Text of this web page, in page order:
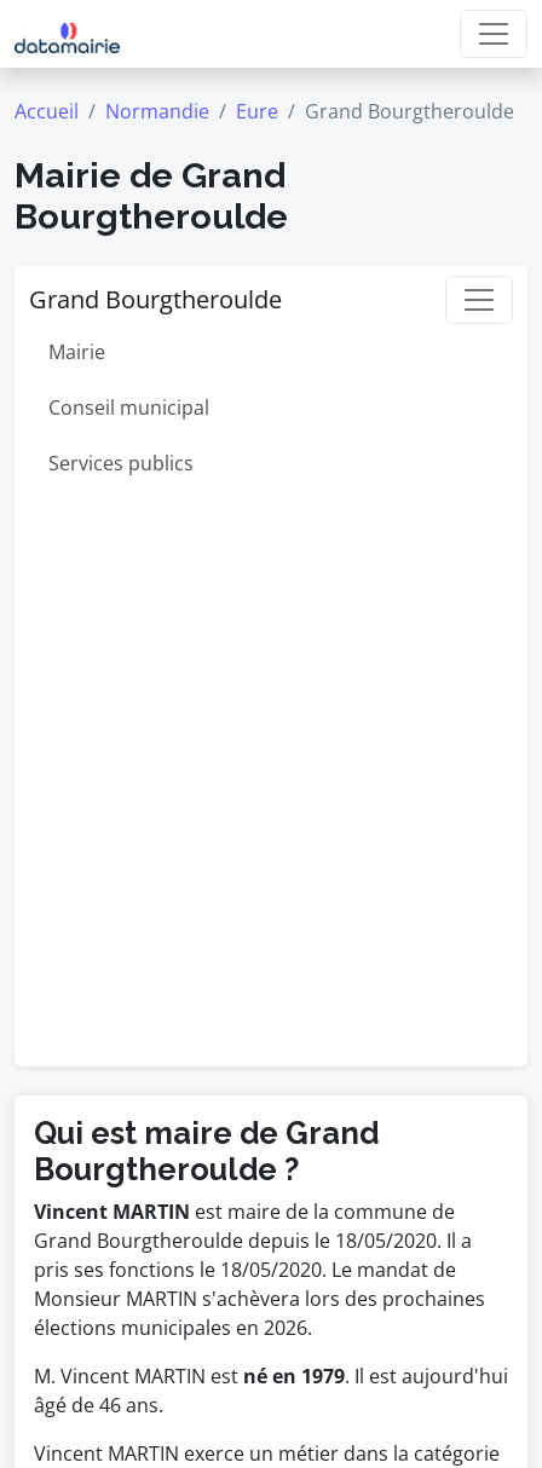
Accueil Normandie Eure Grand Bourgtheroulde
Mairie de Grand
Bourgtheroulde
Grand Bourgtheroulde
Mairie
Conseil municipal
Services publics
Qui est maire de Grand
Bourgtheroulde ?
Vincent MARTIN est maire de la commune de
Grand Bourgtheroulde depuis le 18/05/2020. Il a
pris ses fonctions le 18/05/2020. Le mandat de
Monsieur MARTIN s'achèvera lors des prochaines
élections municipales en 2026.
M. Vincent MARTIN est né en 1979. Il est aujourd'hui
âgé de 46 ans.
Vincent MARTIN exerce un métier dans la catégorie